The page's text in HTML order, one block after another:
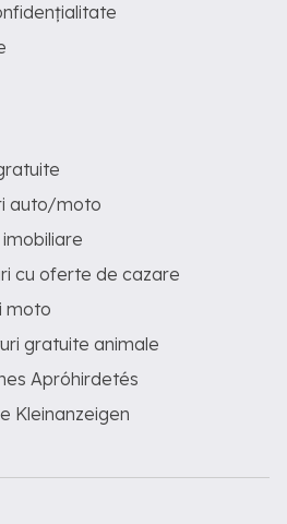
auto/moto
cu oferte de cazare
moto
gratuite animale
Apróhirdetés
Kleinanzeigen